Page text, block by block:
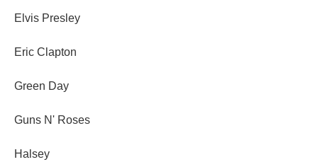
Elvis Presley
Eric Clapton
Green Day
Guns N' Roses
Halsey